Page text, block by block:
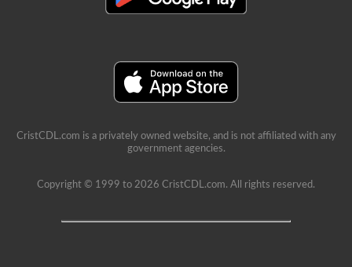
CristCDL.com is a privately owned website, and is not affiliated with any
government agencies.
Copyright © 1999 to 2026 CristCDL.com. All rights reserved.